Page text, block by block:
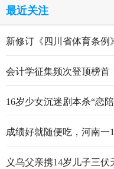
最近关注
新修订《四川省体育条
会计学征集频次登顶榜首
16岁少女沉迷剧本杀“恋
成绩好就随便吃，河南一
义乌父亲携14岁儿子三